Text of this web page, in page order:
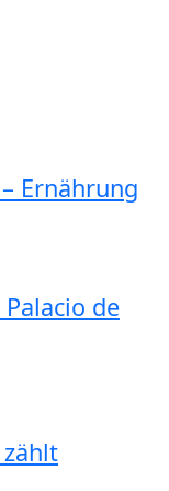
Ernährung
de